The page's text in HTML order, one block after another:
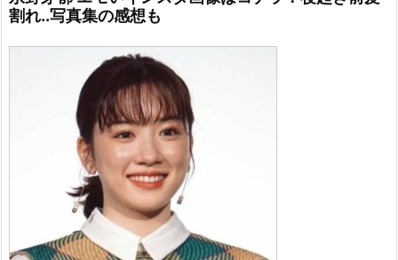
割れ..写真集の感想も